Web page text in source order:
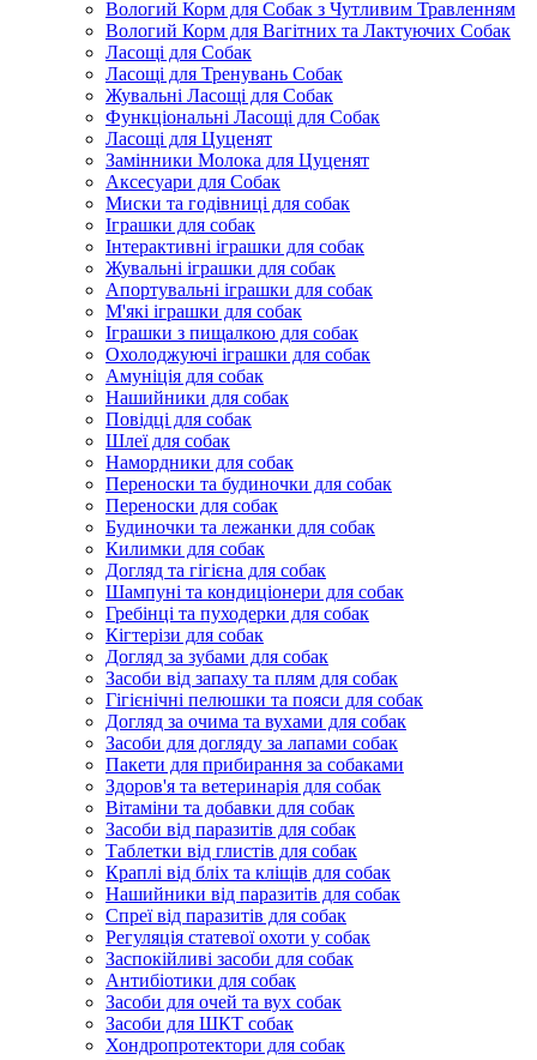
Вологий Корм для Собак з Чутливим Травленням
Вологий Корм для Вагітних та Лактуючих Собак
Ласощі для Собак
Ласощі для Тренувань Собак
Жувальні Ласощі для Собак
Функціональні Ласощі для Собак
Ласощі для Цуценят
Замінники Молока для Цуценят
Аксесуари для Собак
Миски та годівниці для собак
Іграшки для собак
Інтерактивні іграшки для собак
Жувальні іграшки для собак
Апортувальні іграшки для собак
М'які іграшки для собак
Іграшки з пищалкою для собак
Охолоджуючі іграшки для собак
Амуніція для собак
Нашийники для собак
Повідці для собак
Шлеї для собак
Намордники для собак
Переноски та будиночки для собак
Переноски для собак
Будиночки та лежанки для собак
Килимки для собак
Догляд та гігієна для собак
Шампуні та кондиціонери для собак
Гребінці та пуходерки для собак
Кігтерізи для собак
Догляд за зубами для собак
Засоби від запаху та плям для собак
Гігієнічні пелюшки та пояси для собак
Догляд за очима та вухами для собак
Засоби для догляду за лапами собак
Пакети для прибирання за собаками
Здоров'я та ветеринарія для собак
Вітаміни та добавки для собак
Засоби від паразитів для собак
Таблетки від глистів для собак
Краплі від бліх та кліщів для собак
Нашийники від паразитів для собак
Спреї від паразитів для собак
Регуляція статевої охоти у собак
Заспокійливі засоби для собак
Антибіотики для собак
Засоби для очей та вух собак
Засоби для ШКТ собак
Хондропротектори для собак